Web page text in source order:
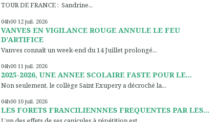
TOUR DE FRANCE : Sandrine...
04h00 12 juil. 2026
VANVES EN VIGILANCE ROUGE ANNULE LE FEU
D’ARTIFICE
Vanves connaît un week-end du 14 Juillet prolongé...
04h00 11 juil. 2026
2025-2026, UNE ANNEE SCOLAIRE FASTE POUR LE...
Non seulement, le collège Saint Exupery a décroché la...
04h00 10 juil. 2026
LES FORETS FRANCILIENNNES FREQUENTES PAR LES...